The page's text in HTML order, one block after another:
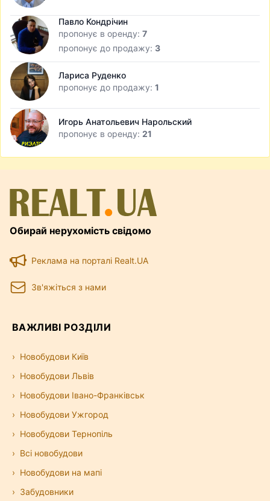
Павло Кондрічин
пропонує в оренду: 7
пропонує до продажу: 3
Лариса Руденко
пропонує до продажу: 1
Игорь Анатольевич Нарольский
пропонує в оренду: 21
Обирай нерухомість свідомо
Реклама на порталі Realt.UA
Зв'яжіться з нами
ВАЖЛИВІ РОЗДІЛИ
Новобудови Київ
Новобудови Львів
Новобудови Івано-Франківськ
Новобудови Ужгород
Новобудови Тернопіль
Всі новобудови
Новобудови на мапі
Забудовники